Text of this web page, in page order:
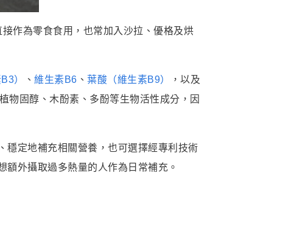
作為零食食用，也常加入沙拉、優格及烘
） 、 維生素B6 、 葉酸（維生素B9）
，以及
物固醇、木酚素、多酚等生物活性成分，因
穩定地補充相關營養，也可選擇經專利技術
外攝取過多熱量的人作為日常補充。